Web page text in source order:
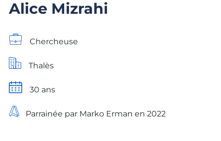
Alice Mizrahi
Chercheuse
Thalès
30 ans
Parrainée par Marko Erman en 2022